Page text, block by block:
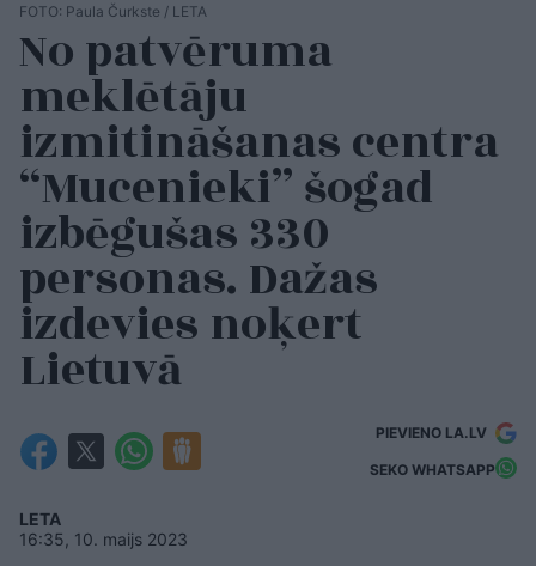
FOTO: Paula Čurkste / LETA
No patvēruma
meklētāju
izmitināšanas centra
“Mucenieki” šogad
izbēgušas 330
personas. Dažas
izdevies noķert
Lietuvā
PIEVIENO LA.LV
SEKO WHATSAPP
LETA
16:35, 10. maijs 2023